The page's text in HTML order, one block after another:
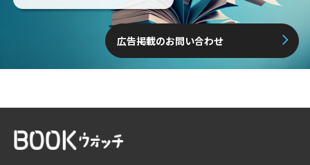
広告掲載のお問い合わせ